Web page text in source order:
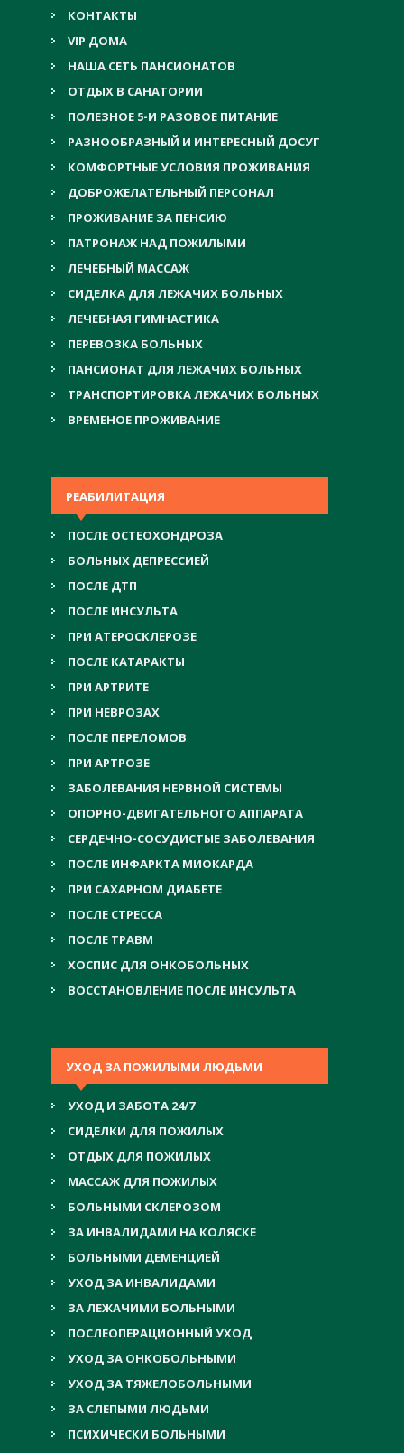
КОНТАКТЫ
VIP ДОМА
НАША СЕТЬ ПАНСИОНАТОВ
ОТДЫХ В САНАТОРИИ
ПОЛЕЗНОЕ 5-И РАЗОВОЕ ПИТАНИЕ
РАЗНООБРАЗНЫЙ И ИНТЕРЕСНЫЙ ДОСУГ
КОМФОРТНЫЕ УСЛОВИЯ ПРОЖИВАНИЯ
ДОБРОЖЕЛАТЕЛЬНЫЙ ПЕРСОНАЛ
ПРОЖИВАНИЕ ЗА ПЕНСИЮ
ПАТРОНАЖ НАД ПОЖИЛЫМИ
ЛЕЧЕБНЫЙ МАССАЖ
СИДЕЛКА ДЛЯ ЛЕЖАЧИХ БОЛЬНЫХ
ЛЕЧЕБНАЯ ГИМНАСТИКА
ПЕРЕВОЗКА БОЛЬНЫХ
ПАНСИОНАТ ДЛЯ ЛЕЖАЧИХ БОЛЬНЫХ
ТРАНСПОРТИРОВКА ЛЕЖАЧИХ БОЛЬНЫХ
ВРЕМЕНОЕ ПРОЖИВАНИЕ
РЕАБИЛИТАЦИЯ
ПОСЛЕ ОСТЕОХОНДРОЗА
БОЛЬНЫХ ДЕПРЕССИЕЙ
ПОСЛЕ ДТП
ПОСЛЕ ИНСУЛЬТА
ПРИ АТЕРОСКЛЕРОЗЕ
ПОСЛЕ КАТАРАКТЫ
ПРИ АРТРИТЕ
ПРИ НЕВРОЗАХ
ПОСЛЕ ПЕРЕЛОМОВ
ПРИ АРТРОЗЕ
ЗАБОЛЕВАНИЯ НЕРВНОЙ СИСТЕМЫ
ОПОРНО-ДВИГАТЕЛЬНОГО АППАРАТА
СЕРДЕЧНО-СОСУДИСТЫЕ ЗАБОЛЕВАНИЯ
ПОСЛЕ ИНФАРКТА МИОКАРДА
ПРИ САХАРНОМ ДИАБЕТЕ
ПОСЛЕ СТРЕССА
ПОСЛЕ ТРАВМ
ХОСПИС ДЛЯ ОНКОБОЛЬНЫХ
ВОССТАНОВЛЕНИЕ ПОСЛЕ ИНСУЛЬТА
УХОД ЗА ПОЖИЛЫМИ ЛЮДЬМИ
УХОД И ЗАБОТА 24/7
СИДЕЛКИ ДЛЯ ПОЖИЛЫХ
ОТДЫХ ДЛЯ ПОЖИЛЫХ
МАССАЖ ДЛЯ ПОЖИЛЫХ
БОЛЬНЫМИ СКЛЕРОЗОМ
ЗА ИНВАЛИДАМИ НА КОЛЯСКЕ
БОЛЬНЫМИ ДЕМЕНЦИЕЙ
УХОД ЗА ИНВАЛИДАМИ
ЗА ЛЕЖАЧИМИ БОЛЬНЫМИ
ПОСЛЕОПЕРАЦИОННЫЙ УХОД
УХОД ЗА ОНКОБОЛЬНЫМИ
УХОД ЗА ТЯЖЕЛОБОЛЬНЫМИ
ЗА СЛЕПЫМИ ЛЮДЬМИ
ПСИХИЧЕСКИ БОЛЬНЫМИ